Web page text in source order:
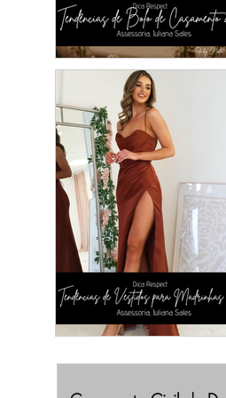
Tendências de
Casamento